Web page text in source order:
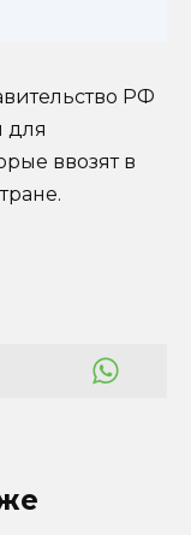
РФ
для
ввозят в